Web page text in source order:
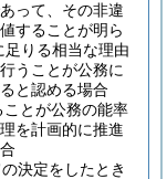
って、その非違
することが明ら
りる相当な理由
うことが公務に
と認める場合
とが公務の能率
を計画的に推進
決定をしたとき